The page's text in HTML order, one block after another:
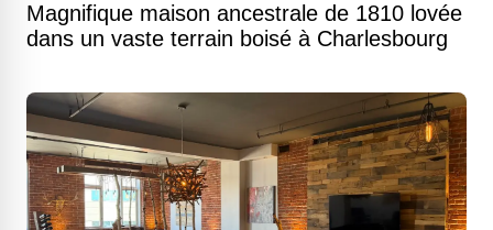
Magnifique maison ancestrale de 1810 lovée
dans un vaste terrain boisé à Charlesbourg